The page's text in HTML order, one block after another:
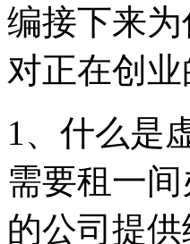
编接下来
对正在创
1、什么是
需要租一
的公司提